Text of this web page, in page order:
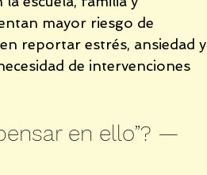
mayor riesgo de
reportar estrés, ansiedad y
de intervenciones
en ello”? —